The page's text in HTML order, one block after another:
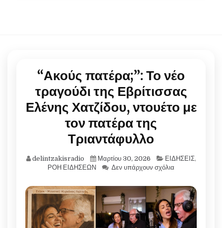
“Ακούς πατέρα;”: Το νέο
τραγούδι της Εβρίτισσας
Ελένης Χατζίδου, ντουέτο με
τον πατέρα της
Τριαντάφυλλο
delintzakisradio Μαρτίου 30, 2026 ΕΙΔΗΣΕΙΣ,
ΡΟΗ ΕΙΔΗΣΕΩΝ
Δεν υπάρχουν σχόλια